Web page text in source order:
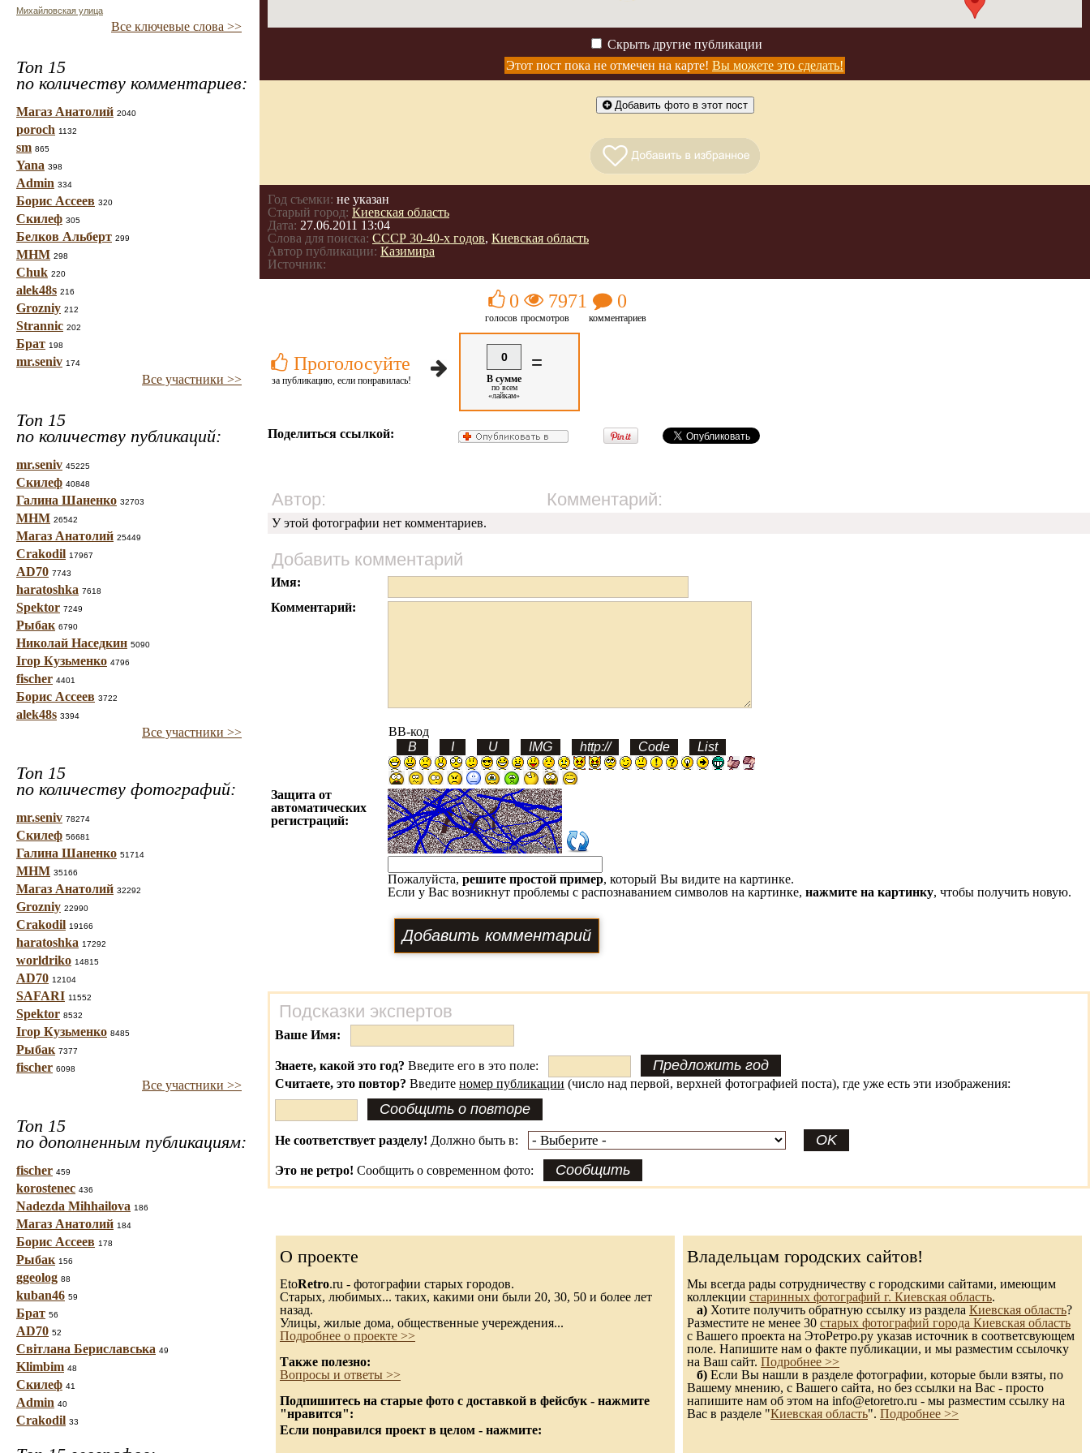
Михайловская улица
Все ключевые слова >>
Топ 15
по количеству комментариев:
Магаз Анатолий 2040
poroch 1132
sm 865
Yana 398
Admin 334
Борис Ассеев 320
Скилеф 305
Белков Альберт 299
МНМ 298
Chuk 220
alek48s 216
Grozniy 212
Strannic 202
Брат 198
mr.seniv 174
Все участники >>
Топ 15
по количеству публикаций:
mr.seniv 45225
Скилеф 40848
Галина Шаненко 32703
МНМ 26542
Магаз Анатолий 25449
Crakodil 17967
AD70 7743
haratoshka 7618
Spektor 7249
Рыбак 6790
Николай Наседкин 5090
Ігор Кузьменко 4796
fischer 4401
Борис Ассеев 3722
alek48s 3394
Все участники >>
Топ 15
по количеству фотографий:
mr.seniv 78274
Скилеф 56681
Галина Шаненко 51714
МНМ 35166
Магаз Анатолий 32292
Grozniy 22990
Crakodil 19166
haratoshka 17292
worldriko 14815
AD70 12104
SAFARI 11552
Spektor 8532
Ігор Кузьменко 8485
Рыбак 7377
fischer 6098
Все участники >>
Топ 15
по дополненным публикациям:
fischer 459
korostenec 436
Nadezda Mihhailova 186
Магаз Анатолий 184
Борис Ассеев 178
Рыбак 156
ggeolog 88
kuban46 59
Брат 56
AD70 52
Світлана Бериславська 49
Klimbim 48
Скилеф 41
Admin 40
Crakodil 33
Скрыть другие публикации
Этот пост пока не отмечен на карте! Вы можете это сделать!
Добавить фото в этот пост
Год съемки: не указан
Старый город: Киевская область
Дата: 27.06.2011 13:04
Слова для поиска: СССР 30-40-х годов, Киевская область
Автор публикации: Казимира
Источник:
Проголосуйте
за публикацию, если понравилась!
0
голосов
7971
просмотров
0
комментариев
0
В сумме
по всем
«лайкам»
=
Поделиться ссылкой:
Автор: Комментарий:
У этой фотографии нет комментариев.
Добавить комментарий
Имя:
Комментарий:
BB-код
Защита от
автоматических
регистраций:
Пожалуйста, решите простой пример, который Вы видите на картинке.
Если у Вас возникнут проблемы с распознаванием символов на картинке, нажмите на картинку, чтобы получить новую.
Подсказки экспертов
Ваше Имя:
Знаете, какой это год? Введите его в это поле:
Считаете, это повтор? Введите номер публикации (число над первой, верхней фотографией поста), где уже есть эти изображения:
Не соответствует разделу! Должно быть в:
Это не ретро! Сообщить о современном фото:
О проекте
EtoRetro.ru - фотографии старых городов.
Старых, любимых... таких, какими они были 20, 30, 50 и более лет
назад.
Улицы, жилые дома, общественные учереждения...
Подробнее о проекте >>
Также полезно:
Вопросы и ответы >>
Подпишитесь на старые фото с доставкой в фейсбук - нажмите
"нравится":
Если понравился проект в целом - нажмите:
Владельцам городских сайтов!
Мы всегда рады сотрудничеству с городскими сайтами, имеющим
коллекции старинных фотографий г. Киевская область.
а) Хотите получить обратную ссылку из раздела Киевская область?
Разместите не менее 30 старых фотографий города Киевская область
с Вашего проекта на ЭтоРетро.ру указав источник в соответсвующем
поле. Напишите нам о факте публикации, и мы разместим ссылочку
на Ваш сайт. Подробнее >>
б) Если Вы нашли в разделе фотографии, которые были взяты, по
Вашему мнению, с Вашего сайта, но без ссылки на Вас - просто
напишите нам об этом на info@etoretro.ru - мы разместим ссылку на
Вас в разделе "Киевская область". Подробнее >>